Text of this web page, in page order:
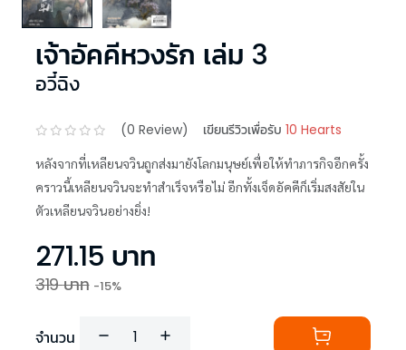
เจ้าอัคคีหวงรัก เล่ม 3
อวี๋ฉิง
(0 Review) เขียนรีวิวเพื่อรับ 10 Hearts
หลังจากที่เหลียนจวินถูกส่งมายังโลกมนุษย์เพื่อให้ทำภารกิจอีกครั้ง
คราวนี้เหลียนจวินจะทำสำเร็จหรือไม่ อีกทั้งเจ็ดอัคคีก็เริ่มสงสัยใน
ตัวเหลียนจวินอย่างยิ่ง!
271.15 บาท
319บาท -15%
จำนวน